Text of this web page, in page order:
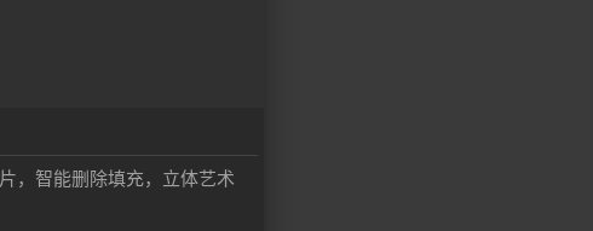
，智能删除填充，立体艺术